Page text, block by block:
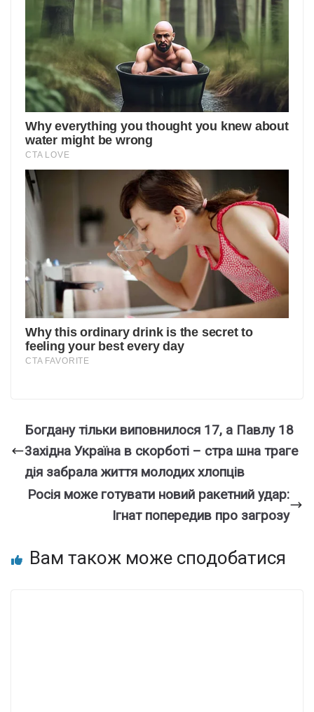
Богдану тільки виповнилося 17, а Павлу 18
3ахідна Україна в скорботі – стра шна траге
дія забрала життя молодих хлопців
Росія може готувати новий ракетний удар:
Ігнат попередив про загрозу
Вам також може сподобатися